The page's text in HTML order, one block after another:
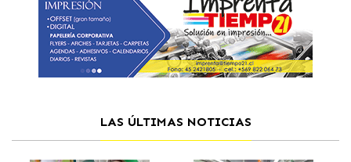
LAS ÚLTIMAS NOTICIAS